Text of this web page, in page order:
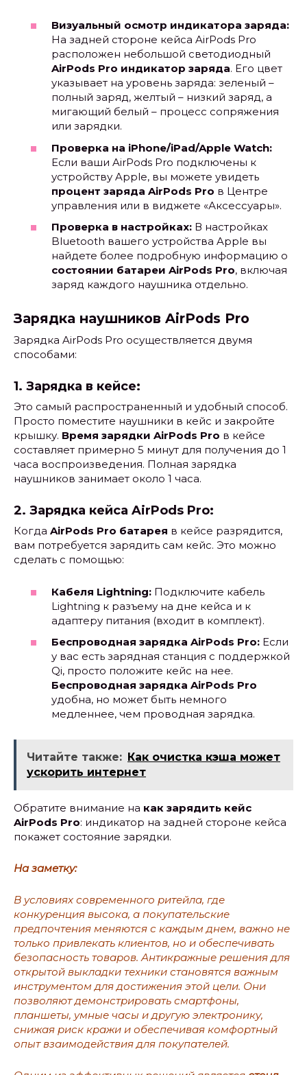
Визуальный осмотр индикатора заряда:
На задней стороне кейса AirPods Pro
расположен небольшой светодиодный
AirPods Pro индикатор заряда. Его цвет
указывает на уровень заряда: зеленый –
полный заряд, желтый – низкий заряд, а
мигающий белый – процесс сопряжения
или зарядки.
Проверка на iPhone/iPad/Apple Watch:
Если ваши AirPods Pro подключены к
устройству Apple, вы можете увидеть
процент заряда AirPods Pro в Центре
управления или в виджете «Аксессуары».
Проверка в настройках: В настройках
Bluetooth вашего устройства Apple вы
найдете более подробную информацию о
состоянии батареи AirPods Pro, включая
заряд каждого наушника отдельно.
Зарядка наушников AirPods Pro
Зарядка AirPods Pro осуществляется двумя
способами:
1. Зарядка в кейсе:
Это самый распространенный и удобный способ.
Просто поместите наушники в кейс и закройте
крышку. Время зарядки AirPods Pro в кейсе
составляет примерно 5 минут для получения до 1
часа воспроизведения. Полная зарядка
наушников занимает около 1 часа.
2. Зарядка кейса AirPods Pro:
Когда AirPods Pro батарея в кейсе разрядится,
вам потребуется зарядить сам кейс. Это можно
сделать с помощью:
Кабеля Lightning: Подключите кабель
Lightning к разъему на дне кейса и к
адаптеру питания (входит в комплект).
Беспроводная зарядка AirPods Pro: Если
у вас есть зарядная станция с поддержкой
Qi, просто положите кейс на нее.
Беспроводная зарядка AirPods Pro
удобна, но может быть немного
медленнее, чем проводная зарядка.
Читайте также: Как очистка кэша может
ускорить интернет
Обратите внимание на как зарядить кейс
AirPods Pro: индикатор на задней стороне кейса
покажет состояние зарядки.
На заметку:
В условиях современного ритейла, где
конкуренция высока, а покупательские
предпочтения меняются с каждым днем, важно не
только привлекать клиентов, но и обеспечивать
безопасность товаров. Антикражные решения для
открытой выкладки техники становятся важным
инструментом для достижения этой цели. Они
позволяют демонстрировать смартфоны,
планшеты, умные часы и другую электронику,
снижая риск кражи и обеспечивая комфортный
опыт взаимодействия для покупателей.